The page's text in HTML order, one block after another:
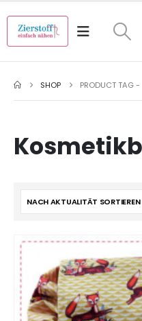
SHOP PRODUCT TAG -